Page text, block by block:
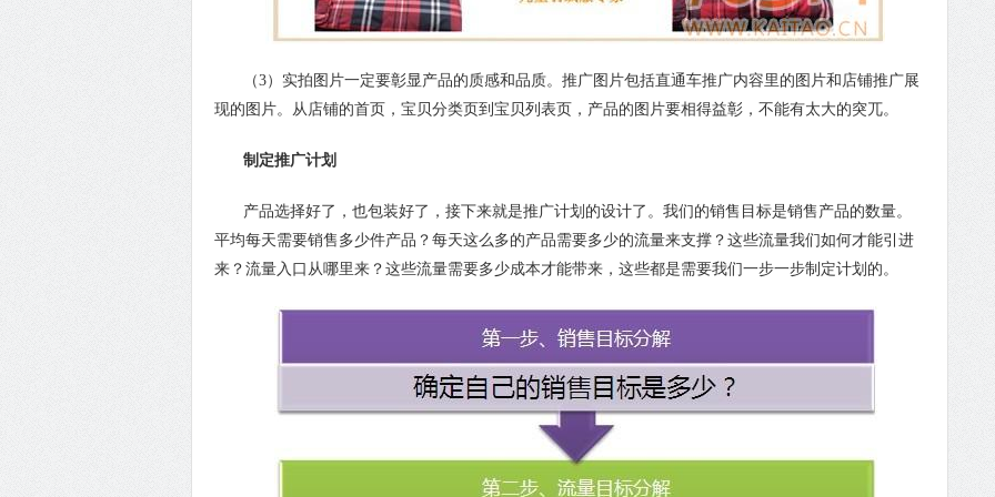
（3）实拍图片一定要彰显产品的质感和品质。推广图片包括直通车推广内容里的图片和店铺推广展
现的图片。从店铺的首页，宝贝分类页到宝贝列表页，产品的图片要相得益彰，不能有太大的突兀。
制定推广计划
产品选择好了，也包装好了，接下来就是推广计划的设计了。我们的销售目标是销售产品的数量。
平均每天需要销售多少件产品？每天这么多的产品需要多少的流量来支撑？这些流量我们如何才能引进
来？流量入口从哪里来？这些流量需要多少成本才能带来，这些都是需要我们一步一步制定计划的。